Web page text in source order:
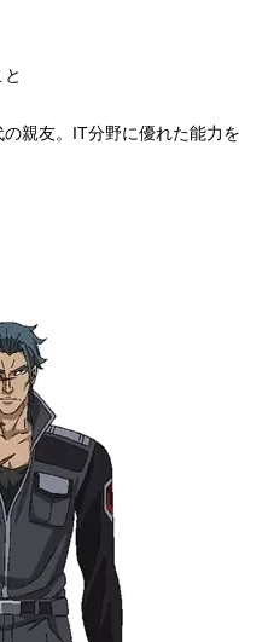
親友。IT分野に優れた能力を